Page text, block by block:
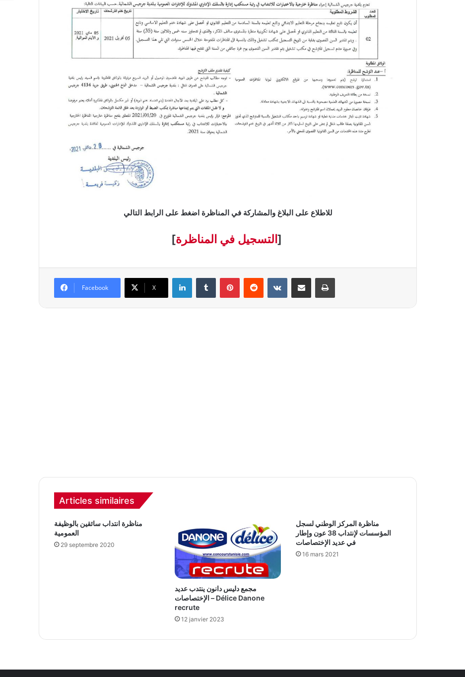
للاطلاع على البلاغ والمشاركة في المناظرة اضغط على الرابط التالي
[التسجيل في المناظرة]
Facebook X
LinkedinTumblr PinterestReddit VKontaktePartager par email Imprimer
Articles similaires
مناظرة انتداب سائقين بالوظيفة
العمومية
29 septembre 2020
مجمع دليس دانون ينتدب عديد
الإختصاصات – Délice Danone
recrute
12 janvier 2023
مناظرة المركز الوطني لسجل
المؤسسات لإنتداب 38 عون وإطار
في عديد الإختصاصات
16 mars 2021